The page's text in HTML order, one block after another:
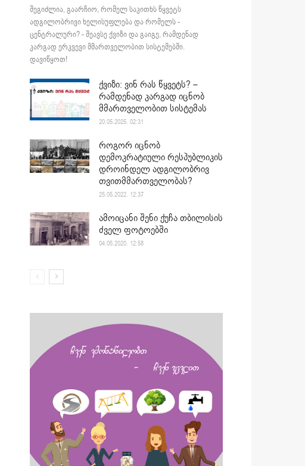
შეგიძლია, გაარჩიო, რომელ საკითხს წყვეტს
ადგილობრივი ხელისუფლება და რომელს -
ცენტრალური? - შეავსე ქვიზი და გაიგე, რამდენად
კარგად ერკვევი მმართველობით სისტემებში.
დავიწყოთ!
ქვიზი: ვინ რას წყვეტს? –
რამდენად კარგად იცნობ
მმართველობით სისტემას
20.05.2025. 02:31
როგორ იცნობ
დემოკრატიული რესპუბლიკის
დროინდელ ადგილობრივ
თვითმმართველობას?
25.05.2022. 12:37
ამოიცანი შენი ქუჩა თბილისის
ძველ ფოტოებში
04.05.2020. 12:58